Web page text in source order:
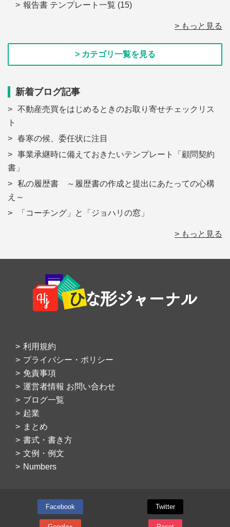
報告書 テンプレート一覧 (15)
> もっと見る
> カテゴリ一覧を見る
新着ブログ記事
不動産売買をはじめるときのお取り寄せチェックリス
ト
春寒の候、委任状に注目
事業承継時に備えておきたいテンプレート「顧問契約
書」
私の履歴書 ～履歴書の作成と提出にあたっての心構
え～
「コーチング」と「ジョハリの窓」
> もっと見る
Footer
利用規約
プライバシー・ポリシー
免責事項
運営者情報 お問い合わせ
ブログ一覧
起業
まとめ
書式・書き方
文例・例文
Numbers
Facebook Twitter